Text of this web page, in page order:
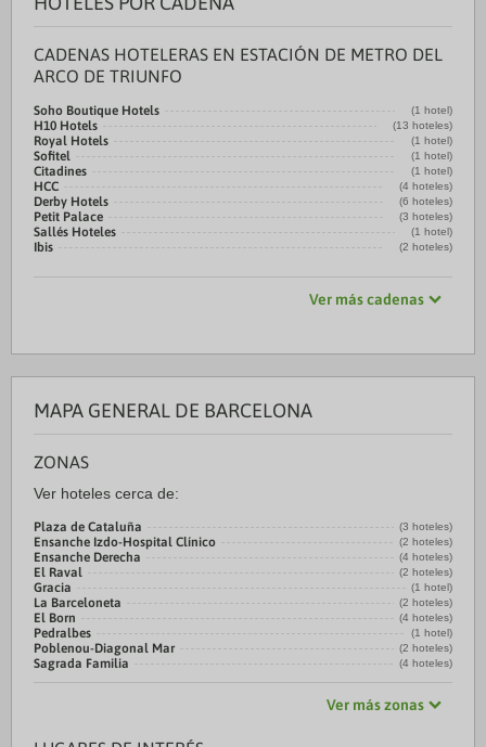
CADENAS HOTELERAS EN ESTACIÓN DE METRO DEL
ARCO DE TRIUNFO
Soho Boutique Hotels (1 hotel)
H10 Hotels (13 hoteles)
Royal Hotels (1 hotel)
Sofitel (1 hotel)
Citadines (1 hotel)
HCC (4 hoteles)
Derby Hotels (6 hoteles)
Petit Palace (3 hoteles)
Sallés Hoteles (1 hotel)
Ibis (2 hoteles)
Ver más cadenas
MAPA GENERAL DE BARCELONA
ZONAS
Ver hoteles cerca de:
Plaza de Cataluña (3 hoteles)
Ensanche Izdo-Hospital Clínico (2 hoteles)
Ensanche Derecha (4 hoteles)
El Raval (2 hoteles)
Gracia (1 hotel)
La Barceloneta (2 hoteles)
El Born (4 hoteles)
Pedralbes (1 hotel)
Poblenou-Diagonal Mar (2 hoteles)
Sagrada Familia (4 hoteles)
Ver más zonas